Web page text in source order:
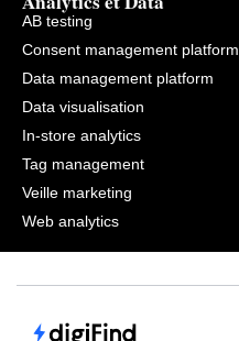
AB testing
Consent management platform
Data management platform
Data visualisation
In-store analytics
Tag management
Veille marketing
Web analytics